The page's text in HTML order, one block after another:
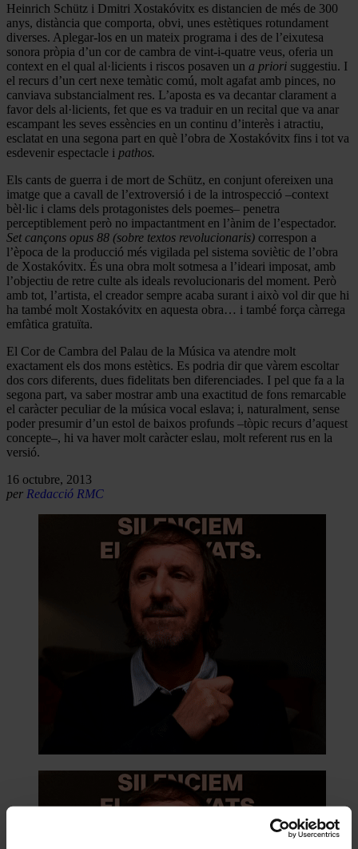
Heinrich Schütz i Dmitri Xostakóvitx es distancien de més de 300
anys, distància que comporta, obvi, unes estètiques rotundament
diverses. Aplegar-los en un mateix programa i des de l’eixutesa
sonora pròpia d’un cor de cambra de vint-i-quatre veus, oferia un
context en el qual al·licients i riscos posaven un a priori suggestiu. I
el recurs d’un cert nexe temàtic comú, molt agafat amb pinces, no
canviava substancialment res. L’aposta es va decantar clarament a
favor dels al·licients, fet que es va traduir en un recital que va anar
escampant les seves essències en un continu d’interès i atractiu,
esclatat en una segona part en què l’obra de Xostakóvitx fins i tot va
esdevenir espectacle i pathos.
Els cants de guerra i de mort de Schütz, en conjunt ofereixen una
imatge que a cavall de l’extroversió i de la introspecció –context
bèl·lic i clams dels protagonistes dels poemes– penetra
perceptiblement però no impactantment en l’ànim de l’espectador.
Set cançons opus 88 (sobre textos revolucionaris) correspon a
l’època de la producció més vigilada pel sistema soviètic de l’obra
de Xostakóvitx. És una obra molt sotmesa a l’ideari imposat, amb
l’objectiu de retre culte als ideals revolucionaris del moment. Però
amb tot, l’artista, el creador sempre acaba surant i això vol dir que hi
ha també molt Xostakóvitx en aquesta obra… i també força càrrega
emfàtica gratuïta.
El Cor de Cambra del Palau de la Música va atendre molt
exactament els dos mons estètics. Es podria dir que vàrem escoltar
dos cors diferents, dues fidelitats ben diferenciades. I pel que fa a la
segona part, va saber mostrar amb una exactitud de fons remarcable
el caràcter peculiar de la música vocal eslava; i, naturalment, sense
poder presumir d’un estol de baixos profunds –tòpic recurs d’aquest
concepte–, hi va haver molt caràcter eslau, molt referent rus en la
versió.
16 octubre, 2013
per Redacció RMC